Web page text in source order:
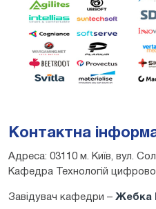
Контактна
Адреса: 03110 м. Київ, вул.
Кафедра Технологій
Завідувач кафедри – Жебка